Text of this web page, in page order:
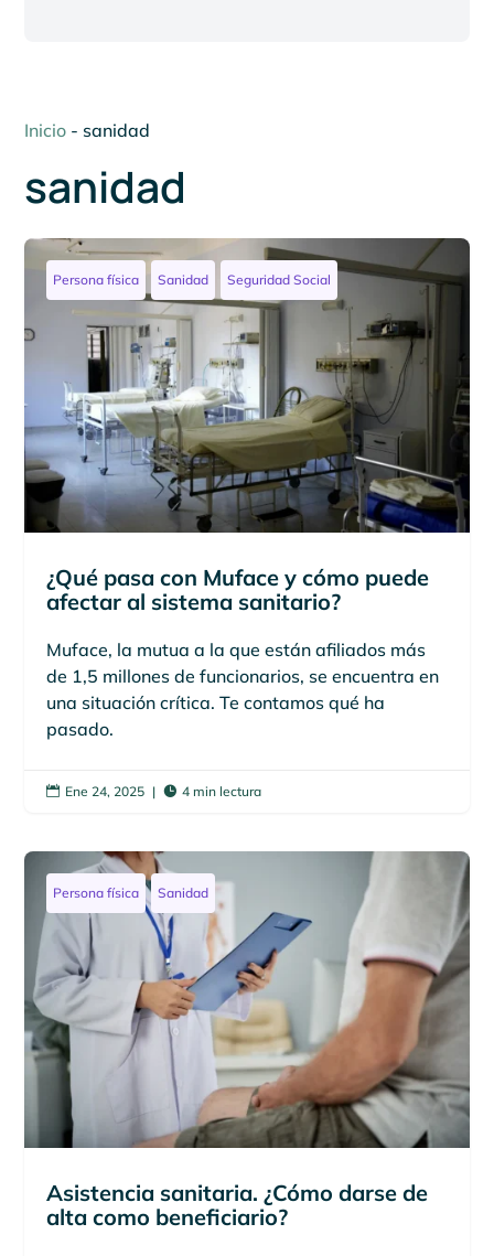
Inicio - sanidad
sanidad
Persona física Sanidad Seguridad Social
¿Qué pasa con Muface y cómo puede
afectar al sistema sanitario?
Muface, la mutua a la que están afiliados más
de 1,5 millones de funcionarios, se encuentra en
una situación crítica. Te contamos qué ha
pasado.
 Ene 24, 2025 |  4 min lectura
Persona física Sanidad
Asistencia sanitaria. ¿Cómo darse de
alta como beneficiario?